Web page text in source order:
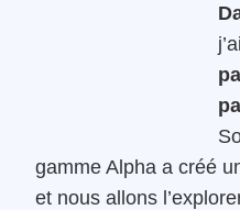
gamme Alpha a créé
et nous allons